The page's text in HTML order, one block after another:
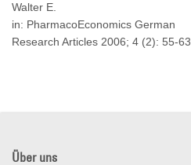
Walter E.
in: PharmacoEconomics German
Research Articles 2006; 4 (2): 55-63
Über uns